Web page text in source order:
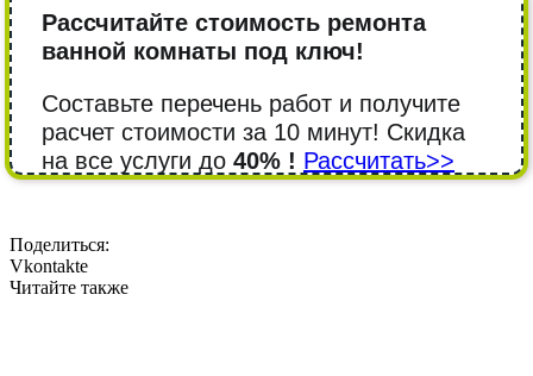
Рассчитайте стоимость ремонта
ванной комнаты под ключ!
Составьте перечень работ и получите
расчет стоимости за 10 минут! Cкидка
на все услуги до 40% ! Рассчитать>>
Поделиться:
Vkontakte
Читайте также